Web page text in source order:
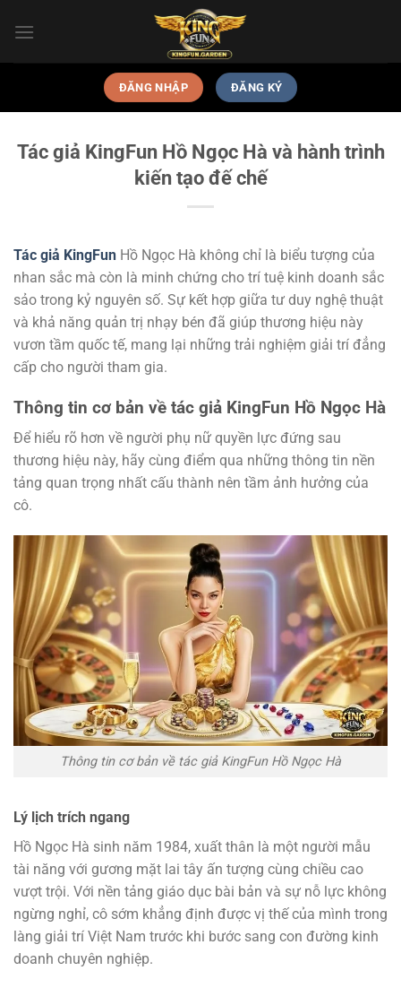
ĐĂNG NHẬP ĐĂNG KÝ
Tác giả KingFun Hồ Ngọc Hà và hành trình
kiến tạo đế chế
Tác giả KingFun Hồ Ngọc Hà không chỉ là biểu tượng của
nhan sắc mà còn là minh chứng cho trí tuệ kinh doanh sắc
sảo trong kỷ nguyên số. Sự kết hợp giữa tư duy nghệ thuật
và khả năng quản trị nhạy bén đã giúp thương hiệu này
vươn tầm quốc tế, mang lại những trải nghiệm giải trí đẳng
cấp cho người tham gia.
Thông tin cơ bản về tác giả KingFun Hồ Ngọc Hà
Để hiểu rõ hơn về người phụ nữ quyền lực đứng sau
thương hiệu này, hãy cùng điểm qua những thông tin nền
tảng quan trọng nhất cấu thành nên tầm ảnh hưởng của
cô.
Thông tin cơ bản về tác giả KingFun Hồ Ngọc Hà
Lý lịch trích ngang
Hồ Ngọc Hà sinh năm 1984, xuất thân là một người mẫu
tài năng với gương mặt lai tây ấn tượng cùng chiều cao
vượt trội. Với nền tảng giáo dục bài bản và sự nỗ lực không
ngừng nghỉ, cô sớm khẳng định được vị thế của mình trong
làng giải trí Việt Nam trước khi bước sang con đường kinh
doanh chuyên nghiệp.